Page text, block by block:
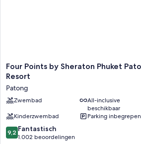
Four
Points
Sheraton
Phuket
Beach
Resort
Patong
Four Points by Sheraton Phuket
Resort
Patong
Zwembad
All-inclusive
beschikbaar
Kinderzwembad
Parking inbegrepen
9.2
van
9,2 Fantastisch
1.002 beoordelingen